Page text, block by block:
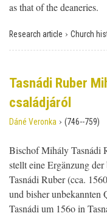
as that of the deaneries.
Research article › Church
Tasnádi Ruber
családjáról
Dáné Veronka › (746--759)
Bischof Mihály Tasnádi
stellt eine Ergänzung
Tasnádi Ruber (cca.
und bisher unbekannten
Tasnádi um 156o in